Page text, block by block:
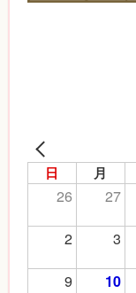
日 月
26 27
2
3
9
10